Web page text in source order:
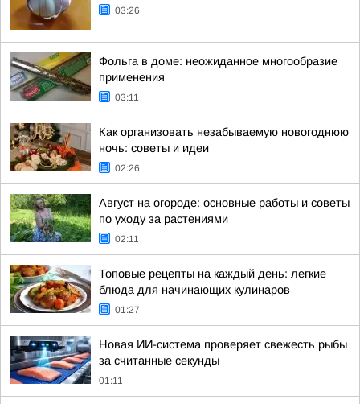
03:26
Фольга в доме: неожиданное многообразие
применения
03:11
Как организовать незабываемую новогоднюю
ночь: советы и идеи
02:26
Август на огороде: основные работы и советы
по уходу за растениями
02:11
Топовые рецепты на каждый день: легкие
блюда для начинающих кулинаров
01:27
Новая ИИ-система проверяет свежесть рыбы
за считанные секунды
01:11